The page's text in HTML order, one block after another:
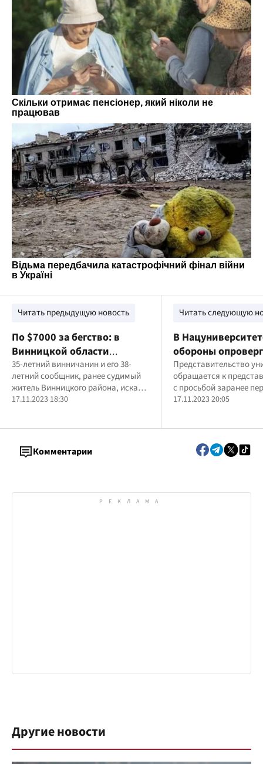
Читать предыдущую новость
По $7000 за бегство: в
Винницкой области
разоблачили схему
переправы уклонистов за
границу
35-летний винничанин и его 38-
летний сообщник, ранее судимый
житель Винницкого района, искали
желающих незаконно пересечь
17.11.2023 18:30
Читать следующую
В
обороны
информацию об
"отчуждении"
авто ради
Представительство
обращается к
с просьбой заранее
информацию
17.11.2023 20:05
Комментарии
Другие новости